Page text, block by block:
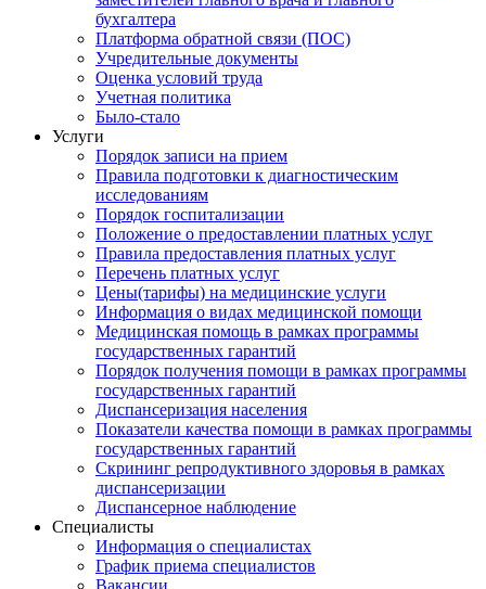
бухгалтера
Платформа обратной связи (ПОС)
Учредительные документы
Оценка условий труда
Учетная политика
Было-стало
Услуги
Порядок записи на прием
Правила подготовки к диагностическим
исследованиям
Порядок госпитализации
Положение о предоставлении платных услуг
Правила предоставления платных услуг
Перечень платных услуг
Цены(тарифы) на медицинские услуги
Информация о видах медицинской помощи
Медицинская помощь в рамках программы
государственных гарантий
Порядок получения помощи в рамках программы
государственных гарантий
Диспансеризация населения
Показатели качества помощи в рамках программы
государственных гарантий
Скрининг репродуктивного здоровья в рамках
диспансеризации
Диспансерное наблюдение
Специалисты
Информация о специалистах
График приема специалистов
Вакансии